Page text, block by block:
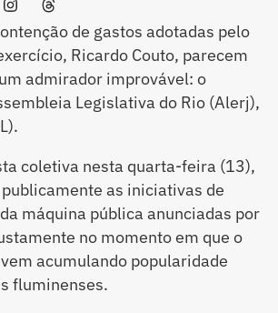
de gastos adotadas pelo
Ricardo Couto, parecem
admirador improvável: o
Legislativa do Rio (Alerj),
coletiva nesta quarta-feira (13),
as iniciativas de
máquina pública anunciadas por
no momento em que o
acumulando popularidade
fluminenses.